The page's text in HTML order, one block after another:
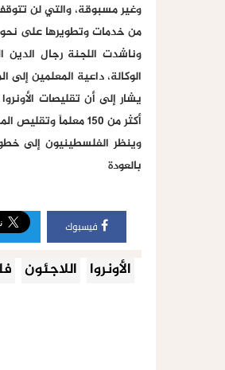
وغير مسبوقة، والتي لن
من خدمات وتطويرها على نحو
وناشدت اللجنة رجال
الوكالة، داعية المعلمين
يشار إلى أن تقليصات
أكثر من 150 معلماً وتقليص المساعدات الغذائية والمالية التي كانت توفرها للاجئين الفلسطينيين.
وينظر الفلسطينيون إلى
بالعودة
فيسبوك
الأونروا اللاجئون